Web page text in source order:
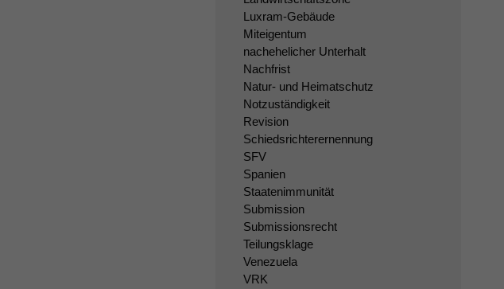
Luxram-Gebäude
Miteigentum
nachehelicher Unterhalt
Nachfrist
Natur- und Heimatschutz
Notzuständigkeit
Revision
Schiedsrichterernennung
SFV
Spanien
Staatenimmunität
Submission
Submissionsrecht
Teilungsklage
Venezuela
VRK